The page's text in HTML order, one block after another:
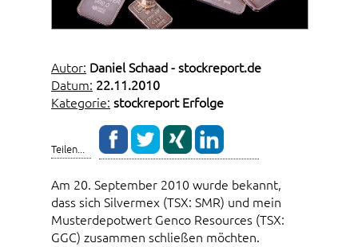
Autor: Daniel Schaad - stockreport.de
Datum: 22.11.2010
Kategorie: stockreport Erfolge
Teilen...
Am 20. September 2010 wurde bekannt,
dass sich Silvermex (TSX: SMR) und mein
Musterdepotwert Genco Resources (TSX:
GGC) zusammen schließen möchten.